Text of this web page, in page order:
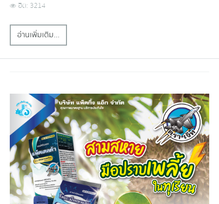
ฮิต: 3214
อ่านเพิ่มเติม...